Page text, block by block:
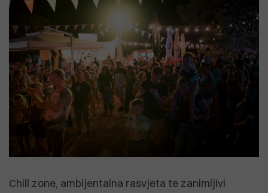
Chill zone, ambijentalna rasvjeta te zanimljivi